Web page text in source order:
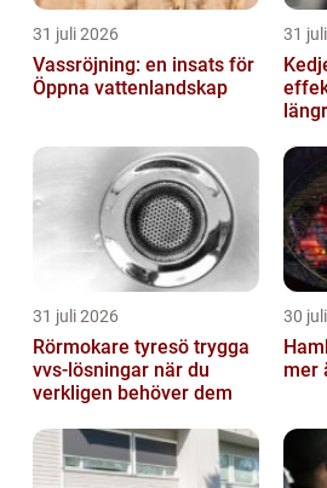
31 juli 2026
Vassröjning: en insats för
Öppna vattenlandskap
31
Kedjeslip
31 juli 2026
Rörmokare tyresö trygga
vvs-lösningar när du
verkligen behöver dem
30
mer